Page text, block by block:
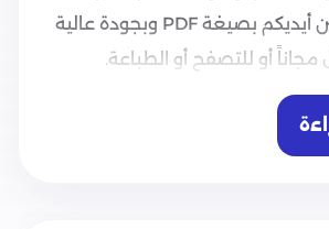
ومميز، نضعه بين أيديكم بصيغة PDF وبجودة عالية
أو للتصفح أو الطباعة.